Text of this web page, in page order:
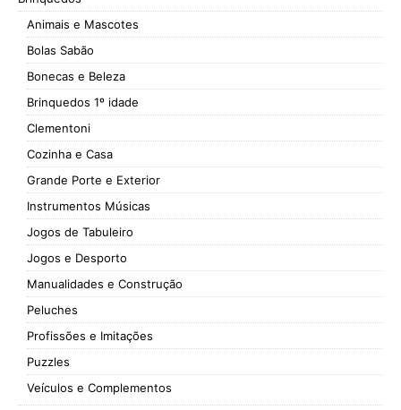
Animais e Mascotes
Bolas Sabão
Bonecas e Beleza
Brinquedos 1º idade
Clementoni
Cozinha e Casa
Grande Porte e Exterior
Instrumentos Músicas
Jogos de Tabuleiro
Jogos e Desporto
Manualidades e Construção
Peluches
Profissões e Imitações
Puzzles
Veículos e Complementos